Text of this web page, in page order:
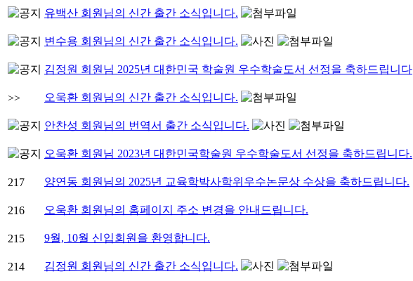
유백산 회원님의 신간 출간 소식입니다.
변수용 회원님의 신간 출간 소식입니다.
김정원 회원님 2025년 대한민국 학술원 우수학술도서 선정을 축하드립니다
>>
오욱환 회원님의 신간 출간 소식입니다.
안찬성 회원님의 번역서 출간 소식입니다.
오욱환 회원님 2023년 대한민국학술원 우수학술도서 선정을 축하드립니다.
217
양연동 회원님의 2025년 교육학박사학위우수논문상 수상을 축하드립니다.
216
오욱환 회원님의 홈페이지 주소 변경을 안내드립니다.
215
9월, 10월 신입회원을 환영합니다.
214
김정원 회원님의 신간 출간 소식입니다.